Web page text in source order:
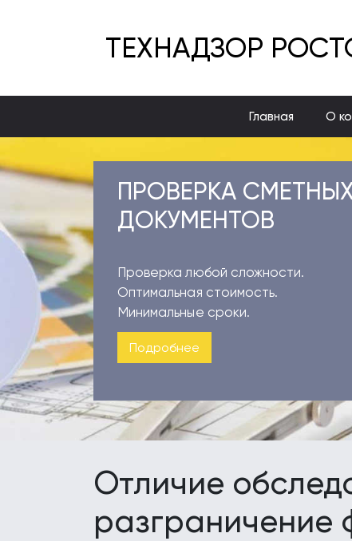
ТЕХНАДЗОР
Главная О
ПРОВЕРКА
ДОКУМЕНТОВ
Проверка любой сложности.
Оптимальная стоимость.
Минимальные сроки.
Подробнее
Отличие
разграничение